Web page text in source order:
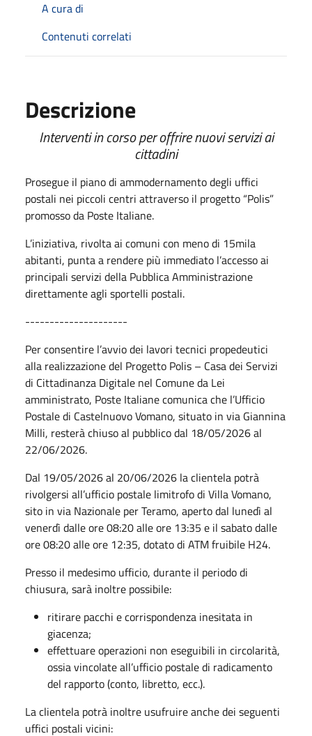
A cura di
Contenuti correlati
Descrizione
Interventi in corso per offrire nuovi servizi ai
cittadini
Prosegue il piano di ammodernamento degli uffici
postali nei piccoli centri attraverso il progetto “Polis”
promosso da Poste Italiane.
L’iniziativa, rivolta ai comuni con meno di 15mila
abitanti, punta a rendere più immediato l’accesso ai
principali servizi della Pubblica Amministrazione
direttamente agli sportelli postali.
---------------------
Per consentire l’avvio dei lavori tecnici propedeutici
alla realizzazione del Progetto Polis – Casa dei Servizi
di Cittadinanza Digitale nel Comune da Lei
amministrato, Poste Italiane comunica che l’Ufficio
Postale di Castelnuovo Vomano, situato in via Giannina
Milli, resterà chiuso al pubblico dal 18/05/2026 al
22/06/2026.
Dal 19/05/2026 al 20/06/2026 la clientela potrà
rivolgersi all’ufficio postale limitrofo di Villa Vomano,
sito in via Nazionale per Teramo, aperto dal lunedì al
venerdì dalle ore 08:20 alle ore 13:35 e il sabato dalle
ore 08:20 alle ore 12:35, dotato di ATM fruibile H24.
Presso il medesimo ufficio, durante il periodo di
chiusura, sarà inoltre possibile:
ritirare pacchi e corrispondenza inesitata in
giacenza;
effettuare operazioni non eseguibili in circolarità,
ossia vincolate all’ufficio postale di radicamento
del rapporto (conto, libretto, ecc.).
La clientela potrà inoltre usufruire anche dei seguenti
uffici postali vicini: